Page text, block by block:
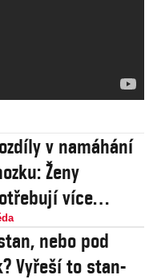
v namáhání
Ženy
více
než muži
nebo pod
Vyřeší to stan-